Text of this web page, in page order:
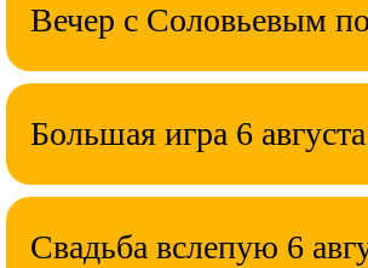
Вечер с Соловьевым
Большая игра 6
Свадьба вслепую 6